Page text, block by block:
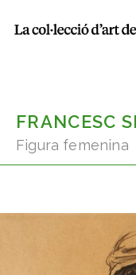
Menú
FRANCESC
Figura femenina